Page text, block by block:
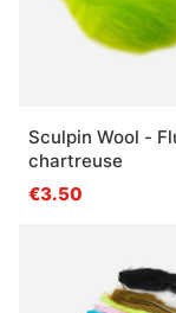
Sculpin Wool -
chartreuse
€3.50